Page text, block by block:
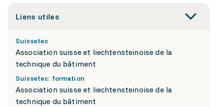
Liens utiles
Suissetec
Association suisse et liechtensteinoise de la
technique du bâtiment
Suissetec: formation
Association suisse et liechtensteinoise de la
technique du bâtiment